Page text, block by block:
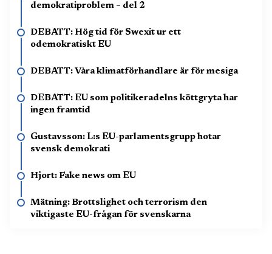
demokratiproblem – del 2
DEBATT: Hög tid för Swexit ur ett
odemokratiskt EU
DEBATT: Våra klimatförhandlare är för mesiga
DEBATT: EU som politikeradelns köttgryta har
ingen framtid
Gustavsson: L:s EU-parlamentsgrupp hotar
svensk demokrati
Hjort: Fake news om EU
Mätning: Brottslighet och terrorism den
viktigaste EU-frågan för svenskarna